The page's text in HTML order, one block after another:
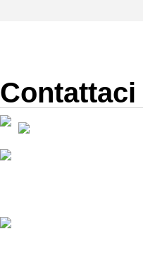
Contattaci